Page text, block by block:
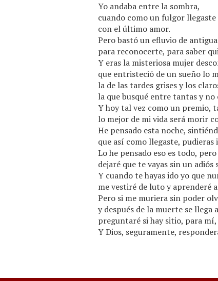
Yo andaba entre la sombra,
cuando como un fulgor
con el último amor.
Pero bastó un efluvio de
para reconocerte, para saber
Y eras la misteriosa mujer
que entristeció de un sueño lo
la de las tardes grises y los
la que busqué entre tantas y
Y hoy tal vez como un premio,
lo mejor de mi vida será morir
He pensado esta noche,
que así como llegaste,
Lo he pensado eso es todo,
dejaré que te vayas sin un adiós
Y cuando te hayas ido yo que
me vestiré de luto y aprenderé
Pero si me muriera sin poder
y después de la muerte se llega
preguntaré si hay sitio, para
Y Dios, seguramente,